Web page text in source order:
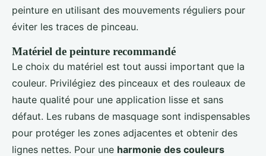
peinture en utilisant des mouvements réguliers pour
éviter les traces de pinceau.
Matériel de peinture recommandé
Le choix du matériel est tout aussi important que la
couleur. Privilégiez des pinceaux et des rouleaux de
haute qualité pour une application lisse et sans
défaut. Les rubans de masquage sont indispensables
pour protéger les zones adjacentes et obtenir des
lignes nettes. Pour une harmonie des couleurs